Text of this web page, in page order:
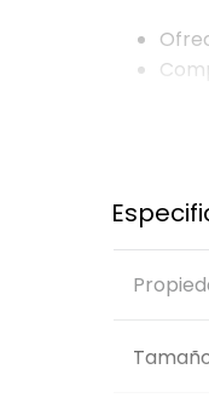
Alto